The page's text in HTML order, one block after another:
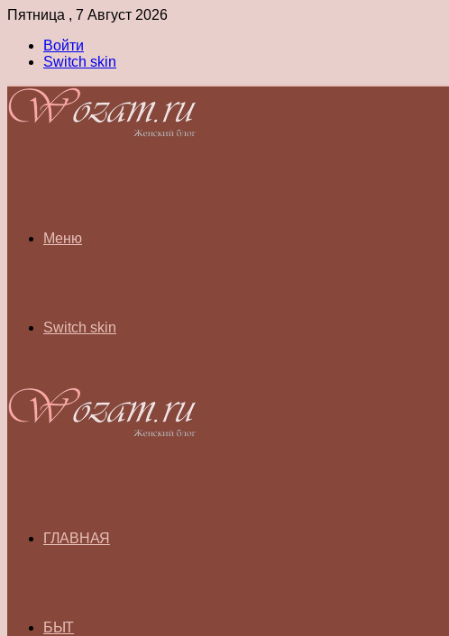
Пятница , 7 Август 2026
Войти
Switch skin
Меню
Switch skin
ГЛАВНАЯ
БЫТ